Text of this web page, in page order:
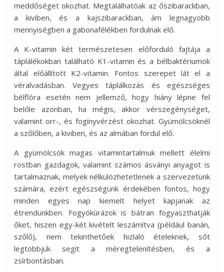
meddőséget okozhat. Megtalálhatóak az őszibarackban,
a kiviben, és a kajszibarackban, ám legnagyobb
mennyiségben a gabonafélékben fordulnak elő.
A K-vitamin két természetesen előforduló fajtája a
táplálékokban található K1-vitamin és a bélbaktériumok
által előállított K2-vitamin. Fontos szerepet lát el a
véralvadásban. Vegyes táplálkozás és egészséges
bélflóra esetén nem jellemző, hogy hiány lépne fel
belőle azonban, ha mégis, akkor vérszegénységet,
valamint orr-, és fogínyvérzést okozhat. Gyümölcsöknél
a szőlőben, a kiviben, és az almában fordul elő.
A gyümölcsök magas vitamintartalmuk mellett élelmi
rostban gazdagok, valamint számos ásványi anyagot is
tartalmaznak, melyek nélkülözhetetlenek a szervezetünk
számára, ezért egészségünk érdekében fontos, hogy
minden egyes nap kiemelt helyet kapjanak az
étrendünkben. Fogyókúrázok is bátran fogyaszthatják
őket, hiszen egy-két kivételt leszámítva (például banán,
szőlő), nem tekinthetőek hizlaló ételeknek, sőt
legtöbbjük segít a méregtelenítésben, és a
zsírbontásban.